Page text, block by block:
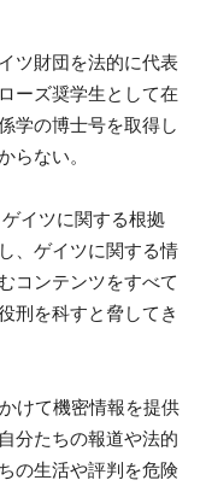
ツ財団を法的に代表
ーズ奨学生として在
学の博士号を取得し
らない。
イツに関する根拠
、ゲイツに関する情
コンテンツをすべて
刑を科すと脅してき
けて機密情報を提供
分たちの報道や法的
の生活や評判を危険